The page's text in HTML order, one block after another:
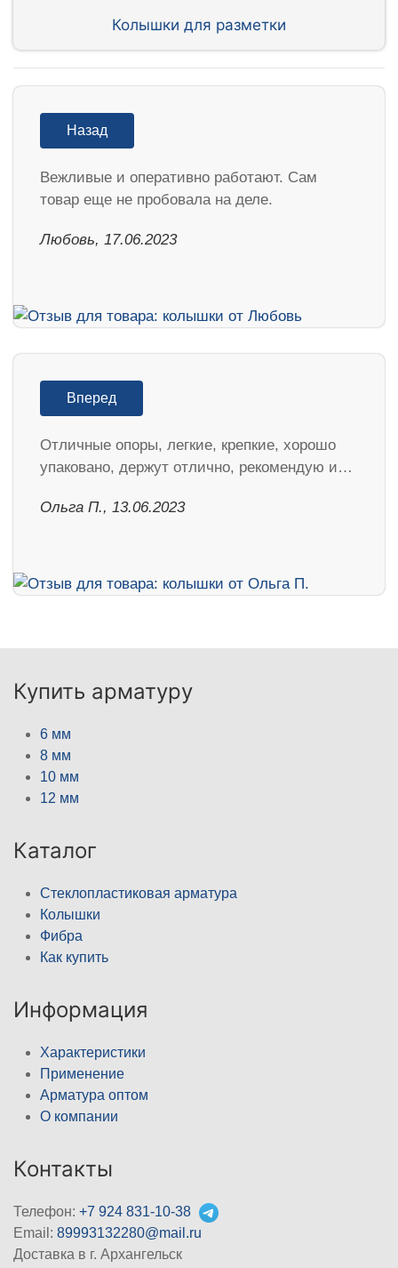
Колышки для разметки
Назад
Вежливые и оперативно работают. Сам
товар еще не пробовала на деле.
Любовь, 17.06.2023
Вперед
Отличные опоры, легкие, крепкие, хорошо
упаковано, держут отлично, рекомендую и…
Ольга П., 13.06.2023
Купить арматуру
6 мм
8 мм
10 мм
12 мм
Каталог
Стеклопластиковая арматура
Колышки
Фибра
Как купить
Информация
Характеристики
Применение
Арматура оптом
О компании
Контакты
Телефон: +7 924 831-10-38
Email: 89993132280@mail.ru
Доставка в г. Архангельск